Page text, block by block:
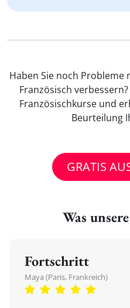
Haben Sie noch Probleme
Französisch
Französischkurse und
Beurteilung
GRATIS
Was
Fortschritt
Maya (Paris, Frankreich)